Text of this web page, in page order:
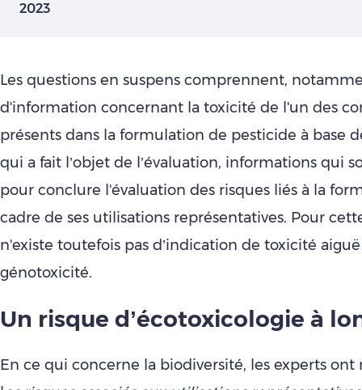
2023
Les questions en suspens comprennent,
d'information concernant la toxicité de l'un des
présents dans la formulation de pesticide à base
qui a fait l’objet de l’évaluation, informations qui
pour conclure l'évaluation des risques liés à la
cadre de ses utilisations représentatives. Pour
n'existe toutefois pas d’indication de toxicité
génotoxicité.
Un risque d’écotoxicologie à
En ce qui concerne la biodiversité, les experts ont